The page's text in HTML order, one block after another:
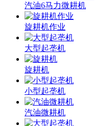
汽油6马力微耕机
旋耕机作业
大型起垄机
旋耕机
小型起垄机
汽油微耕机